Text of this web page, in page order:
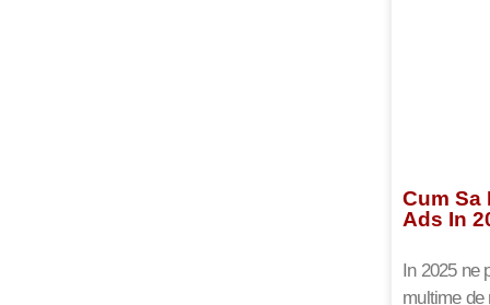
Cum Sa
Ads In
In 2025 ne
multime de